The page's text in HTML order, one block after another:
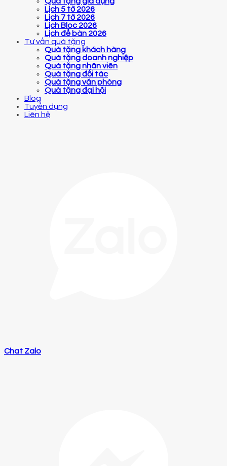
Lịch 5 tờ 2026
Lịch 7 tờ 2026
Lịch Bloc 2026
Lịch để bàn 2026
Tư vấn quà tặng
Quà tặng khách hàng
Quà tặng doanh nghiệp
Quà tặng nhân viên
Quà tặng đối tác
Quà tặng văn phòng
Quà tặng đại hội
Blog
Tuyển dụng
Liên hệ
Chat Zalo